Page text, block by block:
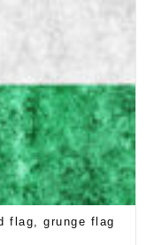
flag, grunge flag